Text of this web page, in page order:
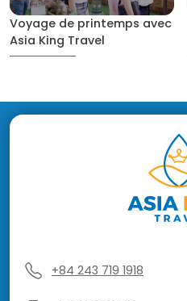
Voyage de printemps avec
Asia King Travel
+84 243 719 1918